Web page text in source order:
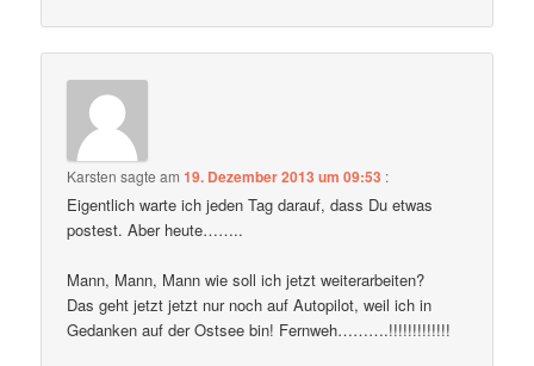
Karsten sagte am19. Dezember 2013 um 09:53 :
Eigentlich warte ich jeden Tag darauf, dass Du etwas
postest. Aber heute……..
Mann, Mann, Mann wie soll ich jetzt weiterarbeiten?
Das geht jetzt jetzt nur noch auf Autopilot, weil ich in
Gedanken auf der Ostsee bin! Fernweh……….!!!!!!!!!!!!!